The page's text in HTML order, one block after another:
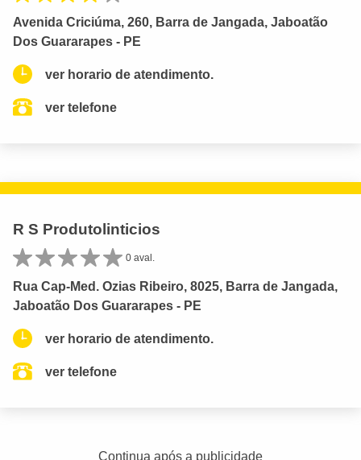
Avenida Criciúma, 260, Barra de Jangada, Jaboatão
Dos Guararapes - PE
ver horario de atendimento.
ver telefone
R S Produtolinticios
0 aval.
Rua Cap-Med. Ozias Ribeiro, 8025, Barra de Jangada,
Jaboatão Dos Guararapes - PE
ver horario de atendimento.
ver telefone
Continua após a publicidade